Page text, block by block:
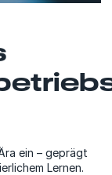
ein – geprägt
Lernen.